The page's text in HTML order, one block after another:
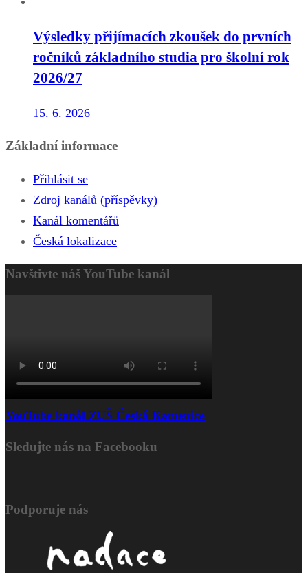
Výsledky přijímacích zkoušek do prvních
ročníků základního studia pro školní rok
2026/27
15. 6. 2026
Základní informace
Přihlásit se
Zdroj kanálů (příspěvky)
Kanál komentářů
Česká lokalizace
Navštivte náš YouTube kanál
YouTube kanál ZUŠ Česká Kamenice
Sledujte nás na Facebooku
Podporuje nás